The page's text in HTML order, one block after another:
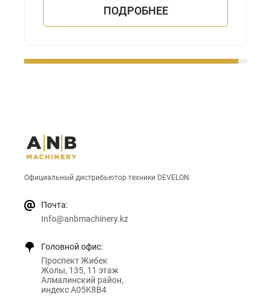
ПОДРОБНЕЕ
Официальный дистрибьютор техники DEVELON
Почта:
Info@anbmachinery.kz
Головной офис:
Проспект Жибек
Жолы, 135, 11 этаж
Алмалинский район,
индекс A05K8B4